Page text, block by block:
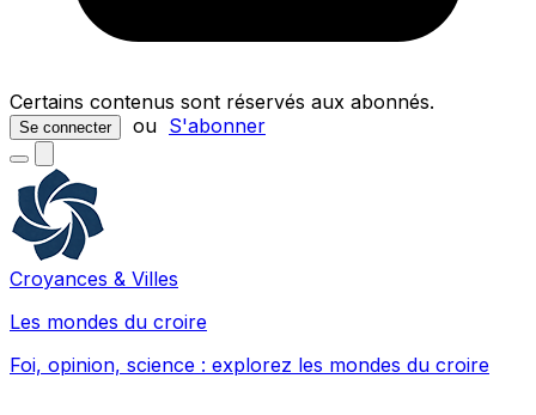
Certains contenus sont réservés aux abonnés.
Se connecter ou S'abonner
Croyances & Villes
Les mondes du croire
Foi, opinion, science : explorez les mondes du croire